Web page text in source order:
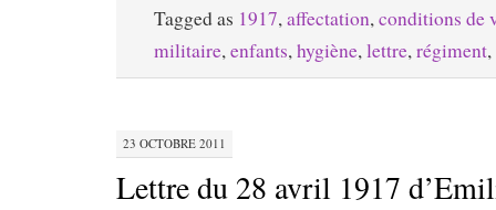
Tagged as 1917,affectation,conditions de
militaire,enfants,hygiène,lettre,régiment,
23 OCTOBRE 2011
Lettre du 28 avril 1917